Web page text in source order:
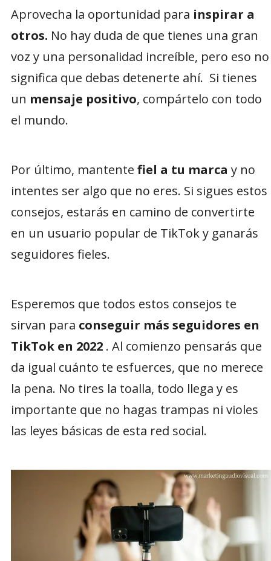
Aprovecha la oportunidad para inspirar a
otros. No hay duda de que tienes una gran
voz y una personalidad increíble, pero eso no
significa que debas detenerte ahí. Si tienes
un mensaje positivo, compártelo con todo
el mundo.
Por último, mantente fiel a tu marca y no
intentes ser algo que no eres. Si sigues estos
consejos, estarás en camino de convertirte
en un usuario popular de TikTok y ganarás
seguidores fieles.
Esperemos que todos estos consejos te
sirvan para conseguir más seguidores en
TikTok en 2022 . Al comienzo pensarás que
da igual cuánto te esfuerces, que no merece
la pena. No tires la toalla, todo llega y es
importante que no hagas trampas ni violes
las leyes básicas de esta red social.